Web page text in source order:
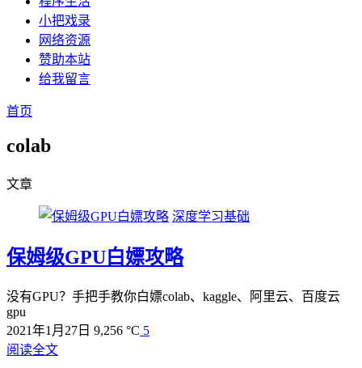
小把戏录
网络资源
赞助本站
给我留言
首页
colab
文章
深度学习基础
保姆级GPU白嫖攻略
没有GPU？手把手教你白嫖colab、kaggle、阿里云、百度云
gpu
2021年1月27日 9,256 °C 5
阅读全文